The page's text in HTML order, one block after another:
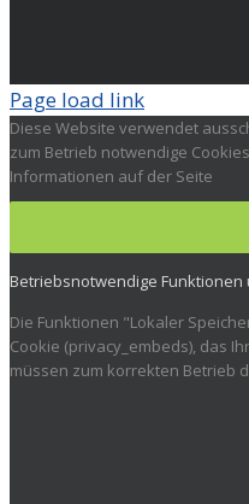
Page load link
Diese Website verwendet
zum Betrieb notwendige
Informationen auf der Seite
Betriebsnotwendige Funktionen
Die Funktionen "Lokaler
Cookie (privacy_embeds), das
müssen zum korrekten Betrieb